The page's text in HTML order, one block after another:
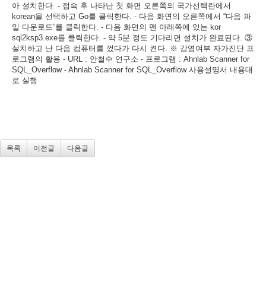
아 설치한다. - 접속 후 나타난 첫 화면 오른쪽의 국가선택란에서
korean을 선택하고 Go를 클릭한다. - 다음 화면의 오른쪽에서 “다음 파
일 다운로드”를 클릭한다. - 다음 화면의 맨 아래쪽에 있는 kor
sql2ksp3.exe를 클릭한다. - 약 5분 정도 기다리면 설치가 완료된다. ③
설치하고 난 다음 컴퓨터를 껐다가 다시 켠다. ※ 감염여부 자가진단 프
로그램의 활용 - URL : 안철수 연구소 - 프로그램 : Ahnlab Scanner for
SQL_Overflow - Ahnlab Scanner for SQL_Overflow 사용설명서 내용대
로 실행
목록 이전글 다음글